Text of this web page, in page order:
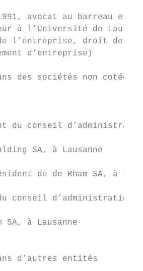
avocat au barreau et
à l’Université de
l’entreprise, droit des
d’entreprise)
des sociétés non cotées
du conseil
SA, à Lausanne
de de Rham SA, à
conseil d’administration
SA, à Lausanne
d’autres entités